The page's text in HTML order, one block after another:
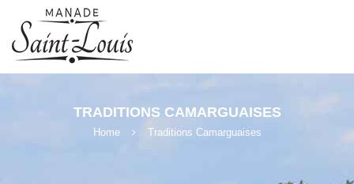
TRADITIONS CAMARGUAISES
Home Traditions Camarguaises